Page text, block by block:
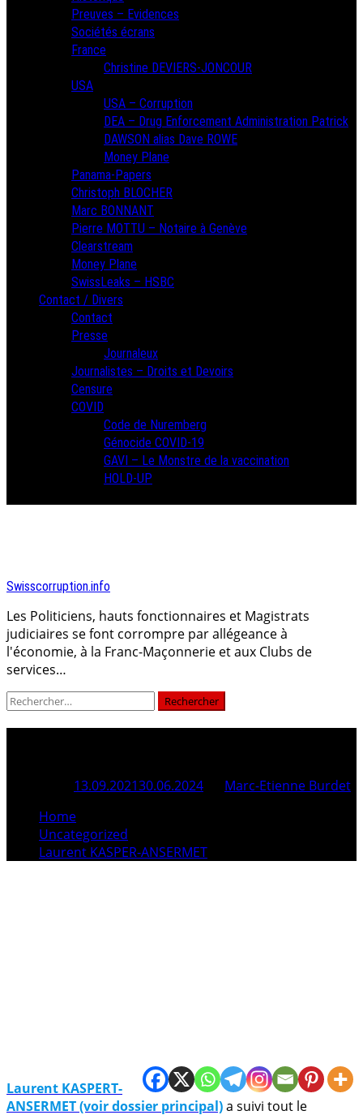
Preuves – Evidences
Sociétés écrans
France
Christine DEVIERS-JONCOUR
USA
USA – Corruption
DEA – Drug Enforcement Administration Patrick
DAWSON alias Dave ROWE
Money Plane
Panama-Papers
Christoph BLOCHER
Marc BONNANT
Pierre MOTTU – Notaire à Genève
Clearstream
Money Plane
SwissLeaks – HSBC
Contact / Divers
Contact
Presse
Journaleux
Journalistes – Droits et Devoirs
Censure
COVID
Code de Nuremberg
Génocide COVID-19
GAVI – Le Monstre de la vaccination
HOLD-UP
Swisscorruption.info
Les Politiciens, hauts fonctionnaires et Magistrats
judiciaires se font corrompre par allégeance à
l'économie, à la Franc-Maçonnerie et aux Clubs de
services…
Rechercher :
13.09.202130.06.2024
Marc-Etienne Burdet
Home
Uncategorized
Laurent KASPER-ANSERMET
Laurent KASPERT-
ANSERMET (voir dossier principal)a suivi tout le